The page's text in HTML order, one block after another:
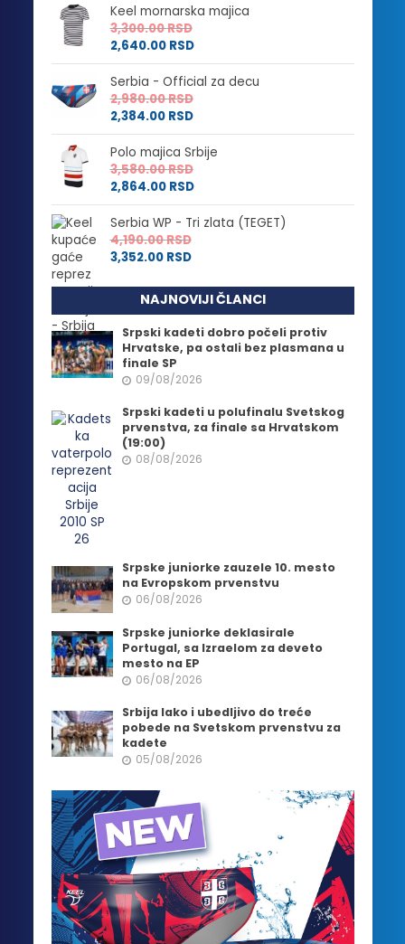
Keel mornarska majica
3,300.00RSD
2,640.00 RSD
Serbia - Official za decu
2,980.00RSD
2,384.00 RSD
Polo majica Srbije
3,580.00RSD
2,864.00 RSD
Serbia WP - Tri zlata (TEGET)
4,190.00RSD
3,352.00 RSD
NAJNOVIJI ČLANCI
Srpski kadeti dobro počeli protiv
Hrvatske, pa ostali bez plasmana u
finale SP
09/08/2026
Srpski kadeti u polufinalu Svetskog
prvenstva, za finale sa Hrvatskom
(19:00)
08/08/2026
Srpske juniorke zauzele 10. mesto
na Evropskom prvenstvu
06/08/2026
Srpske juniorke deklasirale
Portugal, sa Izraelom za deveto
mesto na EP
06/08/2026
Srbija lako i ubedljivo do treće
pobede na Svetskom prvenstvu za
kadete
05/08/2026